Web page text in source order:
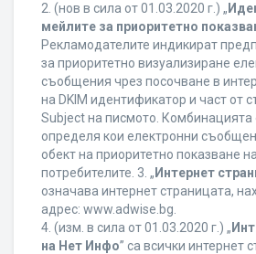
2. (нов в сила от 01.03.2020 г.) „
мейлите за приоритетно
Рекламодателите индикират
за приоритетно визуализиране
съобщения чрез посочване в
на DKIM идентификатор и част от
Subject на писмото. Комбинацията
определя кои електронни
обект на приоритетно показване
потребителите. 3. „ Интернет
означава интернет страницата,
адрес: www.adwise.bg.
4. (изм. в сила от 01.03.2020 г.) „
на Нет Инфо” са всички интернет